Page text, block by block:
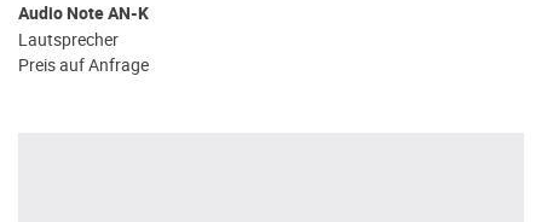
Audio Note AN-K
Lautsprecher
Preis auf Anfrage